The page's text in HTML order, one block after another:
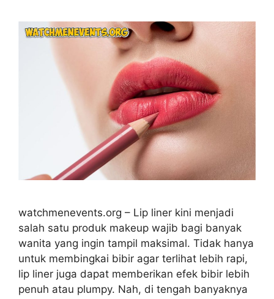
watchmenevents.org – Lip liner kini menjadi
salah satu produk makeup wajib bagi banyak
wanita yang ingin tampil maksimal. Tidak hanya
untuk membingkai bibir agar terlihat lebih rapi,
lip liner juga dapat memberikan efek bibir lebih
penuh atau plumpy. Nah, di tengah banyaknya